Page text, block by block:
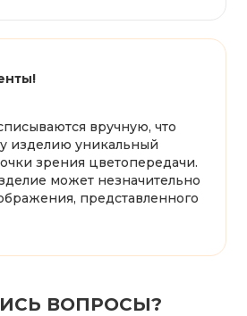
вручную, что
изделию уникальный
зрения цветопередачи.
может незначительно
представленного
ВОПРОСЫ?